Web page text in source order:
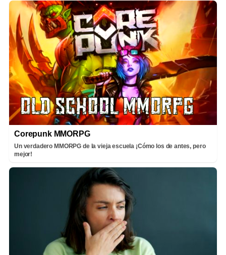
Corepunk MMORPG
Un verdadero MMORPG de la vieja escuela ¡Cómo los de antes, pero
mejor!